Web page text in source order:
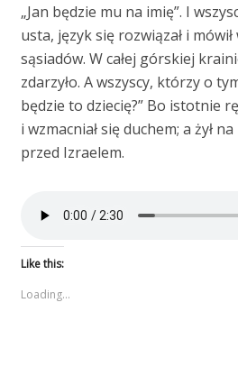
„Jan będzie mu na imię”. I
usta, język się rozwiązał i
sąsiadów. W całej górskiej
zdarzyło. A wszyscy, którzy o
będzie to dziecię?” Bo istotnie
i wzmacniał się duchem; a żył
przed Izraelem.
Like this:
Loading...